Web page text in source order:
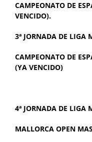
CAMPEONATO DE
VENCIDO).
3ª JORNADA DE LIGA
CAMPEONATO DE
(YA VENCIDO)
4ª JORNADA DE LIGA
MALLORCA OPEN